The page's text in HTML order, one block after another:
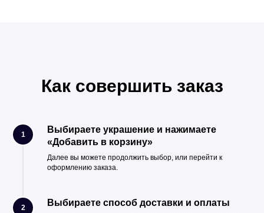
Как совершить заказ
1
Выбираете украшение и нажимаете
«Добавить в корзину»
Далее вы можете продолжить выбор, или перейти к
оформлению заказа.
2 Выбираете способ доставки и оплаты